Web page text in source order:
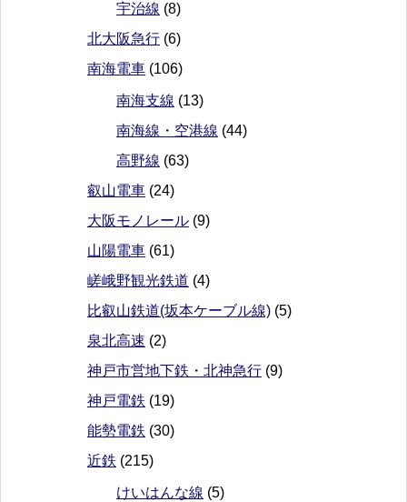
宇治線 (8)
北大阪急行 (6)
南海電車 (106)
南海支線 (13)
南海線・空港線 (44)
高野線 (63)
叡山電車 (24)
大阪モノレール (9)
山陽電車 (61)
嵯峨野観光鉄道 (4)
比叡山鉄道(坂本ケーブル線) (5)
泉北高速 (2)
神戸市営地下鉄・北神急行 (9)
神戸電鉄 (19)
能勢電鉄 (30)
近鉄 (215)
けいはんな線 (5)